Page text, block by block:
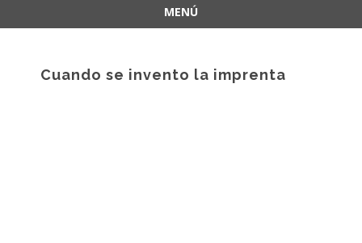
MENÚ
contenidoCuando se invento la imprenta